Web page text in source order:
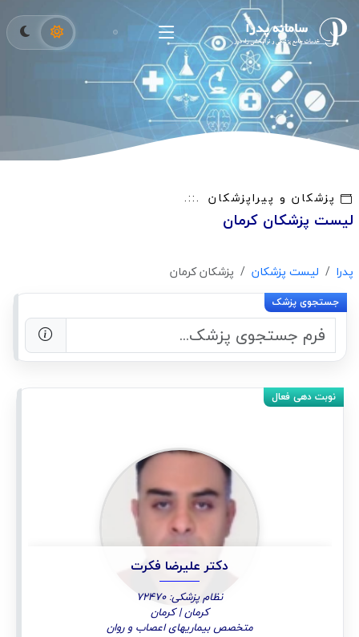
پزشکان و پیراپزشکان
لیست پزشکان کرمان
پدرا لیست پزشکان پزشکان کرمان
دکتر علیرضا فکرت
نظام پزشکی: 72470
کرمان | کرمان
متخصص بیماریهای اعصاب و روان